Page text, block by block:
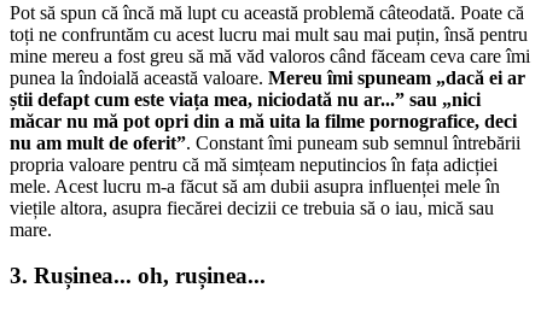
Pot să spun că încă mă lupt cu această problemă câteodată. Poate că
toți ne confruntăm cu acest lucru mai mult sau mai puțin, însă pentru
mine mereu a fost greu să mă văd valoros când făceam ceva care îmi
punea la îndoială această valoare. Mereu îmi spuneam „dacă ei ar
știi defapt cum este viața mea, niciodată nu ar...” sau „nici
măcar nu mă pot opri din a mă uita la filme pornografice, deci
nu am mult de oferit”. Constant îmi puneam sub semnul întrebării
propria valoare pentru că mă simțeam neputincios în fața adicției
mele. Acest lucru m-a făcut să am dubii asupra influenței mele în
viețile altora, asupra fiecărei decizii ce trebuia să o iau, mică sau
mare.
3. Rușinea... oh, rușinea...